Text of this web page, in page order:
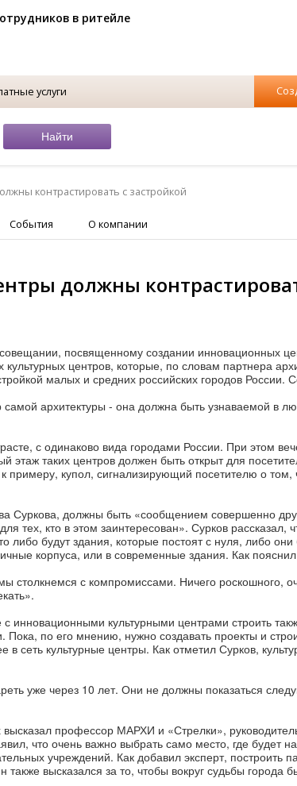
в ритейле
услуги
контрастировать с застройкой
События О компании
должны
посвященному создании инновационных
центров, которые, по словам партнера
малых и средних российских городов России.
архитектуры - она должна быть узнаваемой в
с одинаково вида городами России. При этом
таких центров должен быть открыт для
купол, сигнализирующий посетителю о том,
Суркова, должны быть «сообщением совершенно
тех, кто в этом заинтересован». Сурков рассказал,
либо будут здания, которые постоят с нуля, либо
корпуса, или в современные здания. Как
столкнемся с компромиссами. Ничего роскошного,
инновационными культурными центрами строить
Пока, по его мнению, нужно создавать проекты и
сеть культурные центры. Как отметил Сурков,
уже через 10 лет. Они не должны показаться
профессор МАРХИ и «Стрелки»,
что очень важно выбрать само место, где будет
учреждений. Как добавил эксперт, построить
высказался за то, чтобы вокруг судьбы города